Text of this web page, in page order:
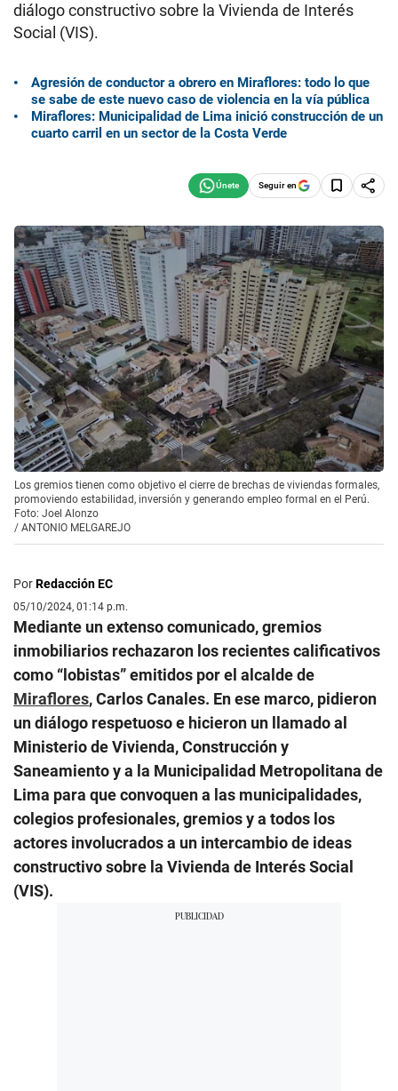
diálogo constructivo sobre la Vivienda de Interés
Social (VIS).
Agresión de conductor a obrero en Miraflores: todo lo que
se sabe de este nuevo caso de violencia en la vía pública
Miraflores: Municipalidad de Lima inició construcción de un
cuarto carril en un sector de la Costa Verde
Seguir en
Los gremios tienen como objetivo el cierre de brechas de viviendas formales,
promoviendo estabilidad, inversión y generando empleo formal en el Perú.
Foto: Joel Alonzo
/ ANTONIO MELGAREJO
PorRedacción EC
05/10/2024, 01:14 p.m.
Mediante un extenso comunicado, gremios
inmobiliarios rechazaron los recientes calificativos
como “lobistas” emitidos por el alcalde de
Miraflores, Carlos Canales. En ese marco, pidieron
un diálogo respetuoso e hicieron un llamado al
Ministerio de Vivienda, Construcción y
Saneamiento y a la Municipalidad Metropolitana de
Lima para que convoquen a las municipalidades,
colegios profesionales, gremios y a todos los
actores involucrados a un intercambio de ideas
constructivo sobre la Vivienda de Interés Social
(VIS).